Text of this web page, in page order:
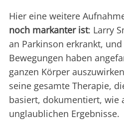
Hier eine weitere
noch markanter ist: Larry
an Parkinson erkrankt,
Bewegungen haben
ganzen Körper
seine gesamte Therapie,
basiert, dokumentiert, wie
unglaublichen Ergebnisse.